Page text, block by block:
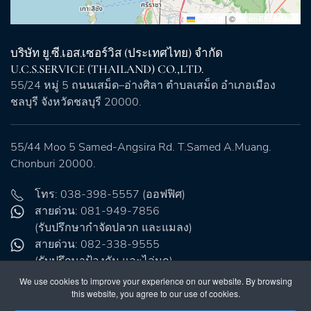
Leaflet | © OpenStreetMap
บริษัท ยู.ซี.เอส.เซอร์วิส (ประเทศไทย) จำกัด
U.C.S.SERVICE (THAILAND) CO.,LTD.
55/24 หมู่ 5 ถนนเสม็ด–อ่างศิลา ตำบลเสม็ด อำเภอเมือง
ชลบุรี จังหวัดชลบุรี 20000.
55/44 Moo 5 Samed-Angsira Rd. T.Samed A.Muang.
Chonburi 20000.
โทร: 038-398-5557 (ออฟฟิศ)
สายด่วน: 081-949-7856
(รับปรึกษากำจัดปลวก และแมลง)
สายด่วน: 082-338-9555
(รับปรึกษาป้องกัน และไล่นก)
อีเมล:info@ucs.co.th
ไลน์: @ucs2000
We use cookies to improve your experience on our website. By browsing
this website, you agree to our use of cookies.